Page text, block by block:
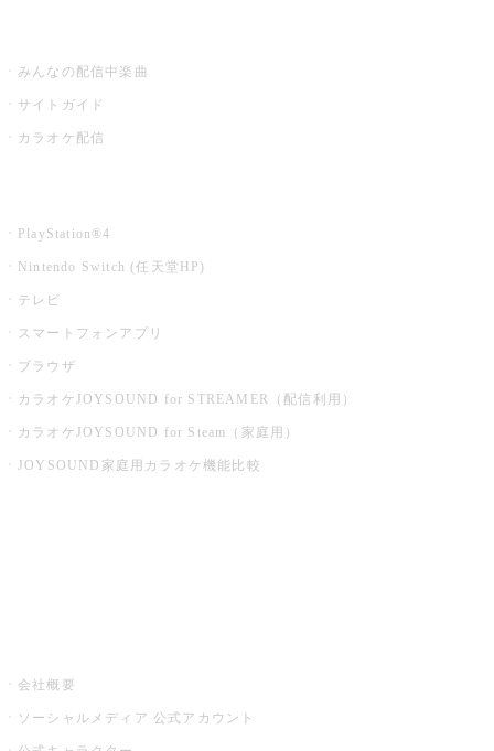
みんなの配信中楽曲
サイトガイド
カラオケ配信
PlayStation®4
Nintendo Switch (任天堂HP)
テレビ
スマートフォンアプリ
ブラウザ
カラオケJOYSOUND for STREAMER（配信利用）
カラオケJOYSOUND for Steam（家庭用）
JOYSOUND家庭用カラオケ機能比較
会社概要
ソーシャルメディア 公式アカウント